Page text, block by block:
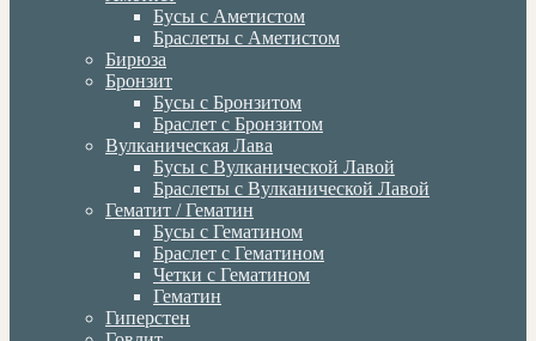
Бусы с Аметистом
Браслеты с Аметистом
Бирюза
Бронзит
Бусы с Бронзитом
Браслет с Бронзитом
Вулканическая Лава
Бусы с Вулканической Лавой
Браслеты с Вулканической Лавой
Гематит / Гематин
Бусы с Гематином
Браслет с Гематином
Четки с Гематином
Гематин
Гиперстен